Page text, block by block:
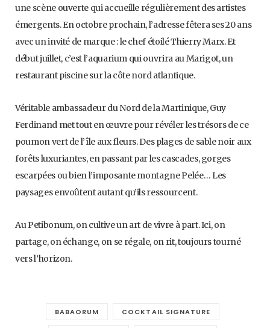
une scène ouverte qui accueille régulièrement des artistes
émergents. En octobre prochain, l’adresse fêtera ses 20 ans
avec un invité de marque : le chef étoilé Thierry Marx. Et
début juillet, c’est l’aquarium qui ouvrira au Marigot, un
restaurant piscine sur la côte nord atlantique.
Véritable ambassadeur du Nord de la Martinique, Guy
Ferdinand met tout en œuvre pour révéler les trésors de ce
poumon vert de l’île aux fleurs. Des plages de sable noir aux
forêts luxuriantes, en passant par les cascades, gorges
escarpées ou bien l’imposante montagne Pelée… Les
paysages envoûtent autant qu’ils ressourcent.
Au Petibonum, on cultive un art de vivre à part. Ici, on
partage, on échange, on se régale, on rit, toujours tourné
vers l’horizon.
BABAORUM COCKTAIL SIGNATURE